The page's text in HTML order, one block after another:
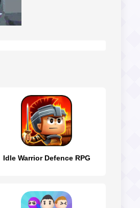
Idle Warrior Defence RPG